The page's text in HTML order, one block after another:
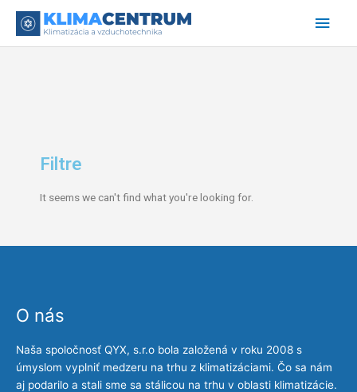
Filtre
It seems we can't find what you're looking for.
O nás
Naša spoločnosť QYX, s.r.o bola založená v roku 2008 s
úmyslom vyplniť medzeru na trhu z klimatizáciami. Čo sa nám
aj podarilo a stali sme sa stálicou na trhu v oblasti klimatizácie.